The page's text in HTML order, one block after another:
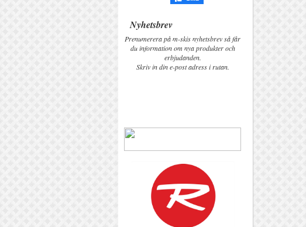
Nyhetsbrev
Prenumerera på m-skis nyhetsbrev så får
du information om nya produkter och
erbjudanden.
Skriv in din e-post adress i rutan.